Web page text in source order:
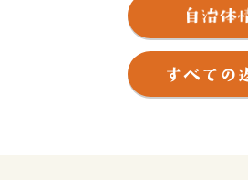
る住環境の整備を推進しなが
てまいります。
東峰村は、平成２９年７月５
大な被害にあい、尊い人命・
の環境が一変しました。その